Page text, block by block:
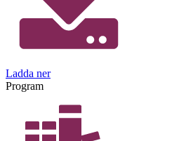
Ladda ner
Program